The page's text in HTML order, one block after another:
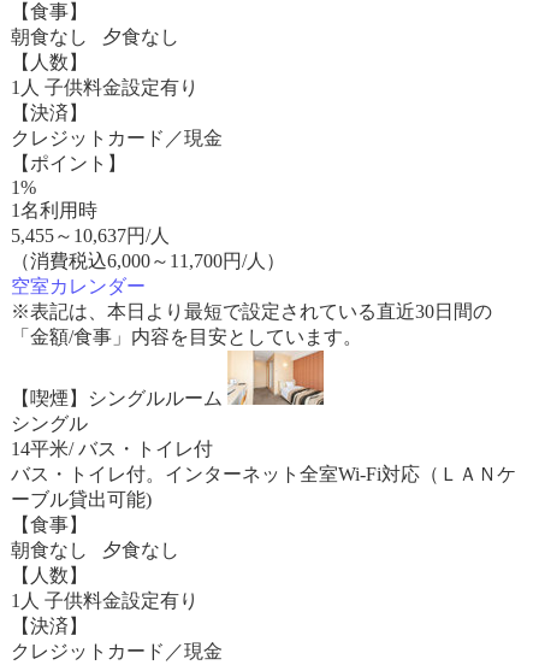
【食事】
朝食なし 夕食なし
【人数】
1人 子供料金設定有り
【決済】
クレジットカード／現金
【ポイント】
1%
1名利用時
5,455～ 10,637円/人
（消費税込6,000～11,700円/人）
空室カレンダー
※表記は、本日より最短で設定されている直近30日間の
「金額/食事」内容を目安としています。
【喫煙】シングルルーム
シングル
14平米/ バス・トイレ付
バス・トイレ付。インターネット全室Wi-Fi対応（ＬＡＮケ
ーブル貸出可能)
【食事】
朝食なし 夕食なし
【人数】
1人 子供料金設定有り
【決済】
クレジットカード／現金